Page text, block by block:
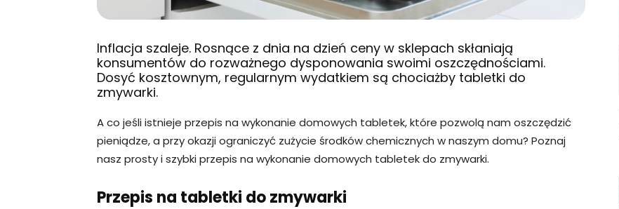
Inflacja szaleje. Rosnące z dnia na dzień ceny w sklepach skłaniają
konsumentów do rozważnego dysponowania swoimi oszczędnościami.
Dosyć kosztownym, regularnym wydatkiem są chociażby tabletki do
zmywarki.
A co jeśli istnieje przepis na wykonanie domowych tabletek, które pozwolą nam oszczędzić
pieniądze, a przy okazji ograniczyć zużycie środków chemicznych w naszym domu? Poznaj
nasz prosty i szybki przepis na wykonanie domowych tabletek do zmywarki.
Przepis na tabletki do zmywarki